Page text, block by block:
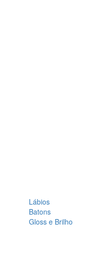
Lábios
Batons
Gloss e Brilho